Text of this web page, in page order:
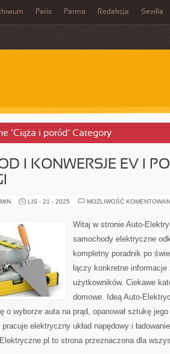
Paris Parma Redakcja Sevilla
‘Ciąża i poród’ Category
I KONWERSJE EV I
LIS - 21 - 2025 MOŻLIWOŚĆ
Witaj w stronie Auto-
samochody elektryczne
kompletny poradnik po
łączy konkretne
użytkowników. Ciekawe
domowe. Ideą Auto-
o wyborze auta na prąd, opanował sztukę
pracuje elektryczny układ napędowy i
to strona przeznaczona dla